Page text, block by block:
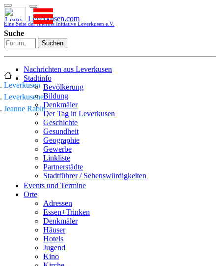
Leverkusen.com
Eine Seite der Internet Initiative Leverkusen e.V.
Suche
Suchen
Nachrichten aus Leverkusen
Stadtinfo
Bevölkerung
Bildung
Denkmäler
Der Tag in Leverkusen
Geschichte
Gesundheit
Geographie
Gewerbe
Linkliste
Partnerstädte
Stadtführer / Sehenswürdigkeiten
Stadtplan
Sport
Who is who
Wohnen
Events und Termine
Orte
Adressen
Essen+Trinken
Denkmäler
Häuser
Hotels
Jugend
Kino
Leverkusen
Leverkusener
Jeanne Rabin